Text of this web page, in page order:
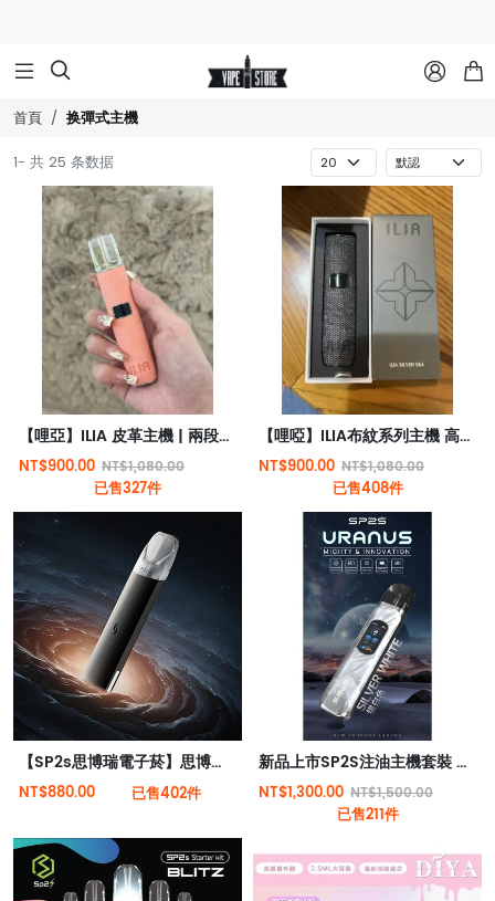
  
首頁 换彈式主機
1- 共 25 条数据
【哩亞】ILIA 皮革主機 | 兩段式調節 | 通用RELX、SP2、LANA、Candy等一代煙彈
NT$900.00 NT$1,080.00
已售327件
【哩啞】ILIA布紋系列主機 高檔色系 通用sp2/lana等一代煙彈
NT$900.00 NT$1,080.00
已售408件
【SP2s思博瑞電子菸】思博瑞 SP2 PRO 主機
NT$880.00 已售402件
新品上市SP2S注油主機套裝 天王星小煙機 多檔調節 高功率電子主機
NT$1,300.00 NT$1,500.00
已售211件